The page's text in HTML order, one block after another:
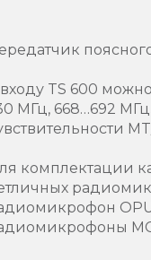
TS 600
МГц, 668…692
комплектации